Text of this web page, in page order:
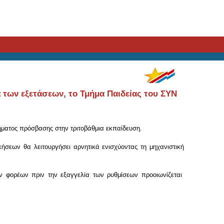
εξετάσεων, το Τμήμα Παιδείας του ΣΥΝ
πρόσβασης στην τριτοβάθμια εκπαίδευση.
θα λειτουργήσει αρνητικά ενισχύοντας τη μηχανιστική
πριν την εξαγγελία των ρυθμίσεων προοιωνίζεται